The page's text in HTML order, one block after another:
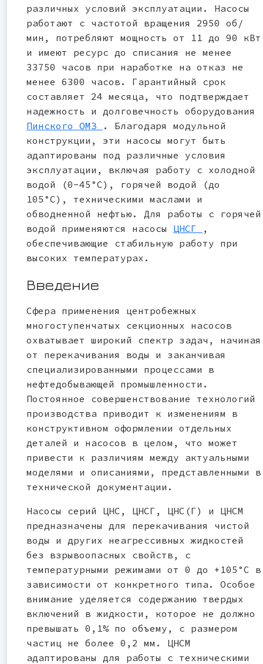
различных условий эксплуатации. Насосы
работают с частотой вращения 2950 об/
мин, потребляют мощность от 11 до 90 кВт
и имеют ресурс до списания не менее
33750 часов при наработке на отказ не
менее 6300 часов. Гарантийный срок
составляет 24 месяца, что подтверждает
надежность и долговечность оборудования
Пинского ОМЗ
. Благодаря модульной
конструкции, эти насосы могут быть
адаптированы под различные условия
эксплуатации, включая работу с холодной
водой (0-45°C), горячей водой (до
105°C), техническими маслами и
обводненной нефтью. Для работы с горячей
водой применяются насосы ЦНСГ
,
обеспечивающие стабильную работу при
высоких температурах.
Введение
Сфера применения центробежных
многоступенчатых секционных насосов
охватывает широкий спектр задач, начиная
от перекачивания воды и заканчивая
специализированными процессами в
нефтедобывающей промышленности.
Постоянное совершенствование технологий
производства приводит к изменениям в
конструктивном оформлении отдельных
деталей и насосов в целом, что может
привести к различиям между актуальными
моделями и описаниями, представленными в
технической документации.
Насосы серий ЦНС, ЦНСГ, ЦНС(Г) и ЦНСМ
предназначены для перекачивания чистой
воды и других неагрессивных жидкостей
без взрывоопасных свойств, с
температурными режимами от 0 до +105°С в
зависимости от конкретного типа. Особое
внимание уделяется содержанию твердых
включений в жидкости, которое не должно
превышать 0,1% по объему, с размером
частиц не более 0,2 мм. ЦНСМ
адаптированы для работы с техническими